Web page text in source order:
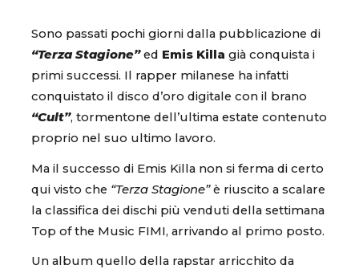
Sono passati pochi giorni dalla pubblicazione di
“Terza Stagione”ed Emis Killa già conquista i
primi successi. Il rapper milanese ha infatti
conquistato il disco d’oro digitale con il brano
“Cult”, tormentone dell’ultima estate contenuto
proprio nel suo ultimo lavoro.
Ma il successo di Emis Killa non si ferma di certo
qui visto che “Terza Stagione”è riuscito a scalare
la classifica dei dischi più venduti della settimana
Top of the Music FIMI, arrivando al primo posto.
Un album quello della rapstar arricchito da